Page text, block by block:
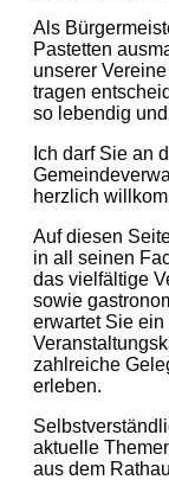
Als
Pastetten
unserer
tragen
so lebendig
Ich darf Sie an
herzlich
Auf diesen
in all seinen
das vielfältige
sowie
erwartet Sie
zahlreiche
erleben.
aktuelle
aus dem